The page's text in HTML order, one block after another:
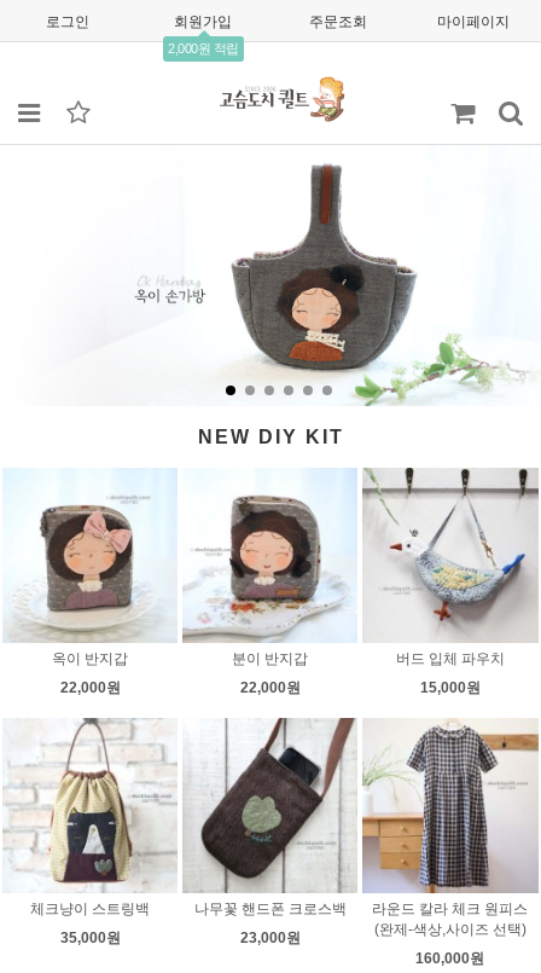
로그인 회원가입
2,000원 적립
주문조회 마이페이지
NEW DIY KIT
옥이 반지갑
22,000원
분이 반지갑
22,000원
버드 입체 파우치
15,000원
체크냥이 스트링백
35,000원
나무꽃 핸드폰 크로스백
23,000원
라운드 칼라 체크 원피스
(완제-색상,사이즈 선택)
160,000원